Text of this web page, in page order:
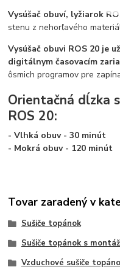
Vysúšač obuví, lyžiarok
stenu z nehorľavého
Vysúšač obuvi ROS 20 je
digitálnym časovacím
ôsmich programov pre
Orientačná dĺzka
ROS 20:
- Vlhká obuv - 30 minút
- Mokrá obuv - 120 minút
Tovar zaradený v
Sušiče topánok
Sušiče topánok s
Vzduchové sušiče